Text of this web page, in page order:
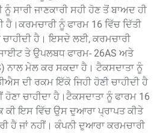
ਸਾਰੀ ਜਾਣਕਾਰੀ ਸਹੀ ਹੋਣ ਤੋਂ ਬਾਅਦ ਹੀ
ਹੈ।ਕਰਮਚਾਰੀ ਨੂੰ ਫਾਰਮ 16 ਵਿੱਚ ਦਿੱਤੀ
ਚਾਹੀਦੀ ਹੈ। ਇਸਦੇ ਲਈ, ਕਰਮਚਾਰੀ
ਤੇ ਉਪਲਬਧ ਫਾਰਮ- 26AS ਅਤੇ
ਨਾਲ ਮੇਲ ਕਰ ਸਕਦਾ ਹੈ। ਟੈਕਸਦਾਤਾ ਨੂੰ
ਦੀ ਰਕਮ ਇੱਕੋ ਜਿਹੀ ਹੋਣੀ ਚਾਹੀਦੀ ਹੈ
ਚਾਹੀਦਾ ਹੈ।ਟੈਕਸਦਾਤਾ ਨੂੰ ਫਾਰਮ 16
ਕੀ ਇਸ ਵਿੱਚ ਉਸ ਦੁਆਰਾ ਪ੍ਰਾਪਤ ਕੀਤੇ
ਹੈ ਜਾਂ ਨਹੀਂ। ਕੰਪਨੀ ਦੁਆਰਾ ਕਰਮਚਾਰੀ